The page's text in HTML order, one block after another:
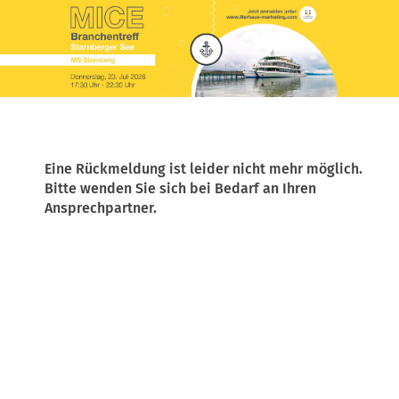
Eine Rückmeldung ist leider nicht mehr möglich.
Bitte wenden Sie sich bei Bedarf an Ihren
Ansprechpartner.